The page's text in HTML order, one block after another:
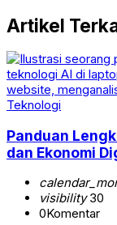
Artikel
Teknologi
Panduan
dan Ekonomi
visibility30
0Komentar